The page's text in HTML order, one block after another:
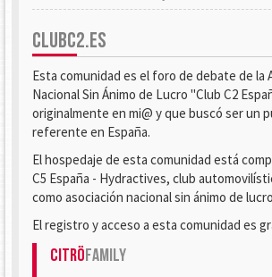
CLUBC2.ES
Esta comunidad es el foro de debate de la
Nacional Sin Ánimo de Lucro "Club C2
originalmente en mi@ y que buscó ser un
referente en España.
El hospedaje de esta comunidad está
C5 España - Hydractives, club
como asociación nacional sin ánimo de
El registro y acceso a esta comunidad es
CitröFamily